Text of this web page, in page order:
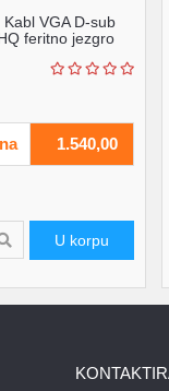
Kabl VGA D-sub
feritno jezgro
1.540,00
U korpu